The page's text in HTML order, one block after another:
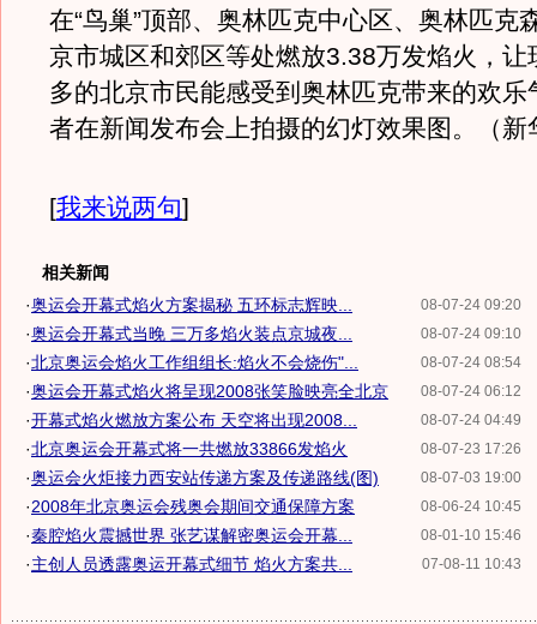
在“鸟巢”顶部、奥林匹克中心区、奥林匹克
京市城区和郊区等处燃放3.38万发焰火，让
多的北京市民能感受到奥林匹克带来的欢乐
者在新闻发布会上拍摄的幻灯效果图。（新
[我来说两句]
相关新闻
08-07-24 09:20
·奥运会开幕式焰火方案揭秘 五环标志辉映...
08-07-24 09:10
·奥运会开幕式当晚 三万多焰火装点京城夜...
08-07-24 08:54
·北京奥运会焰火工作组组长:焰火不会烧伤"...
08-07-24 06:12
·奥运会开幕式焰火将呈现2008张笑脸映亮全北京
08-07-24 04:49
·开幕式焰火燃放方案公布 天空将出现2008...
08-07-23 17:26
·北京奥运会开幕式将一共燃放33866发焰火
08-07-03 19:00
·奥运会火炬接力西安站传递方案及传递路线(图)
08-06-24 10:45
·2008年北京奥运会残奥会期间交通保障方案
08-01-10 15:46
·秦腔焰火震撼世界 张艺谋解密奥运会开幕...
07-08-11 10:43
·主创人员透露奥运开幕式细节 焰火方案共...